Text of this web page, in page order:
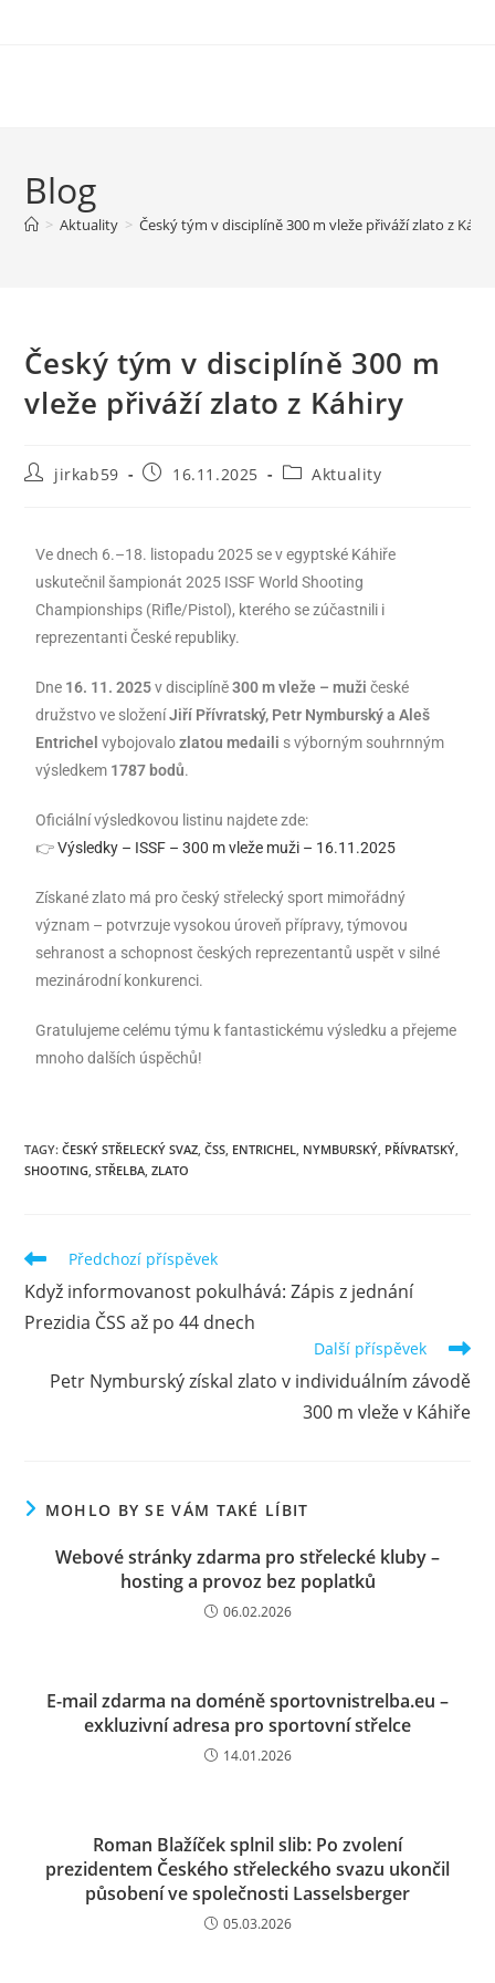
Blog
> Aktuality > Český tým v disciplíně 300 m vleže přiváží zlato z
Český tým v disciplíně 300 m
vleže přiváží zlato z Káhiry
jirkab59 16.11.2025 Aktuality
Ve dnech 6.–18. listopadu 2025 se v egyptské Káhiře
uskutečnil šampionát 2025 ISSF World Shooting
Championships (Rifle/Pistol), kterého se zúčastnili i
reprezentanti České republiky.
Dne 16. 11. 2025v disciplíně300 m vleže – muži české
družstvo ve složeníJiří Přívratský, Petr Nymburský a Aleš
Entrichel vybojovalozlatou medaili s výborným souhrnným
výsledkem 1787 bodů.
Oficiální výsledkovou listinu najdete zde:
👉Výsledky – ISSF – 300 m vleže muži – 16.11.2025
Získané zlato má pro český střelecký sport mimořádný
význam – potvrzuje vysokou úroveň přípravy, týmovou
sehranost a schopnost českých reprezentantů uspět v silné
mezinárodní konkurenci.
Gratulujeme celému týmu k fantastickému výsledku a přejeme
mnoho dalších úspěchů!
TAGY:ČESKÝ STŘELECKÝ SVAZ, ČSS, ENTRICHEL, NYMBURSKÝ, PŘÍVRATSKÝ,
SHOOTING, STŘELBA, ZLATO
Předchozí příspěvek
Když informovanost pokulhává: Zápis z jednání
Prezidia ČSS až po 44 dnech
Další příspěvek
Petr Nymburský získal zlato v individuálním závodě
300 m vleže v Káhiře
MOHLO BY SE VÁM TAKÉ LÍBIT
Webové stránky zdarma pro střelecké kluby –
hosting a provoz bez poplatků
06.02.2026
E-mail zdarma na doméně sportovnistrelba.eu –
exkluzivní adresa pro sportovní střelce
14.01.2026
Roman Blažíček splnil slib: Po zvolení
prezidentem Českého střeleckého svazu ukončil
působení ve společnosti Lasselsberger
05.03.2026